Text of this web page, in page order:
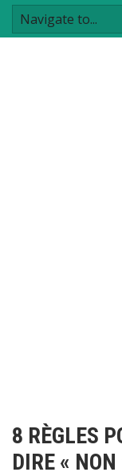
8 RÈGLES
DIRE « NON